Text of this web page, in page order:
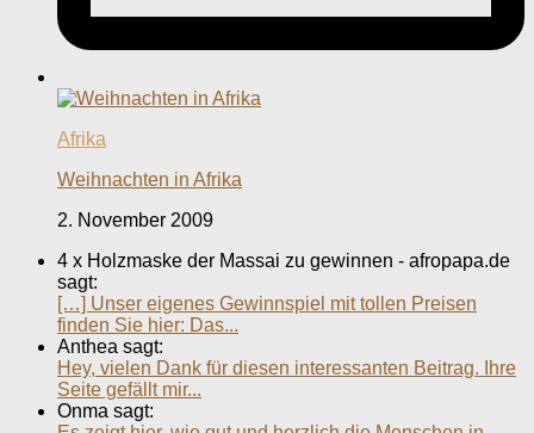
Afrika
Weihnachten in Afrika
2. November 2009
4 x Holzmaske der Massai zu gewinnen - afropapa.de
sagt:
[…] Unser eigenes Gewinnspiel mit tollen Preisen
finden Sie hier: Das...
Anthea sagt:
Hey, vielen Dank für diesen interessanten Beitrag. Ihre
Seite gefällt mir...
Onma sagt: